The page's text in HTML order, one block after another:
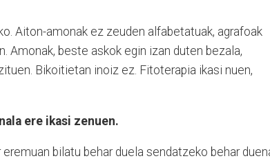
Aiton-amonak ez zeuden alfabetatuak, agrafoak
Amonak, beste askok egin izan duten bezala,
Bikoitietan inoiz ez. Fitoterapia ikasi nuen,
ere ikasi zenuen.
bilatu behar duela sendatzeko behar